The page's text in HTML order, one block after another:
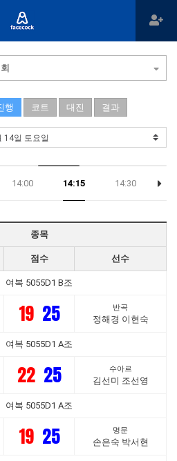
행 코트 대진 결과
14:00 14:15 14:30
종목
점수 선수
여복 5055D1 B조
19 25 반곡
정해경 이현숙
여복 5055D1 A조
22 25 수아르
김선미 조선영
여복 5055D1 A조
19 25 명문
손은숙 박서현